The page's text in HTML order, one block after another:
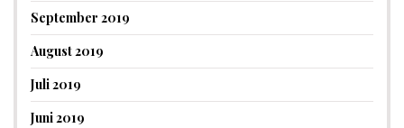
September 2019
August 2019
Juli 2019
Juni 2019